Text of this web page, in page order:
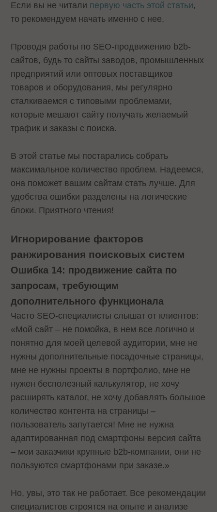
Если вы не читали первую часть этой статьи,
то рекомендуем начать именно с нее.
Проводя работы по SEO-продвижению b2b-
сайтов, будь то сайты заводов, промышленных
предприятий или оптовых поставщиков
товаров и оборудования, мы регулярно
сталкиваемся с типовыми проблемами,
которые мешают сайту получать желаемый
трафик и заказы с поиска.
В этой статье мы постарались собрать
максимальное количество проблем. Надеемся,
она поможет вашим сайтам стать лучше. Для
удобства ошибки разделены на логические
блоки. Приятного чтения!
Игнорирование факторов
ранжирования поисковых систем
Ошибка 14: продвижение сайта по
запросам, требующим
дополнительного функционала
Часто SEO-специалисты слышат от клиентов:
«Мой сайт – не помойка, в нем все логично и
понятно для моей целевой аудитории, мне не
нужны дополнительные посадочные страницы,
мне не нужны проекты в портфолио, мне не
нужен бесполезный калькулятор, не хочу
расширять каталог, не хочу добавлять большое
количество контента на страницы –
пользователь запутается! Мне не нужна
адаптированная под смартфоны версия сайта
– мои заказчики крупные b2b-компании, они не
пользуются смартфонами при заказе.»
Но, увы, это так не работает. Все рекомендации
специалистов строятся на опыте и анализе